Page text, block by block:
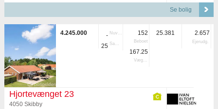
Se bolig
4.245.000 - Nuvær.
25 Samlet
152
Beboet
167.25
Vægtet
25.381 2.657
Ejerudg.
Hjortevænget 23
4050 Skibby